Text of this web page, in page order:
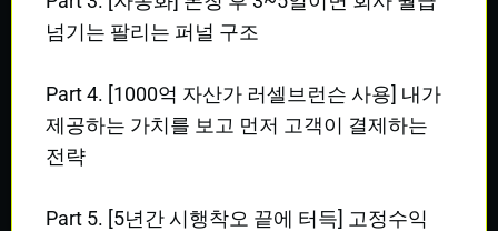
넘기는 팔리는 퍼널 구조
Part 4. [1000억 자산가 러셀브런슨 사용] 내가
제공하는 가치를 보고 먼저 고객이 결제하는
전략
Part 5. [5년간 시행착오 끝에 터득] 고정수익